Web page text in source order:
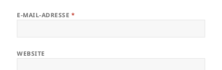
E-MAIL-ADRESSE *
WEBSITE